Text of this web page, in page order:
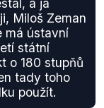
a já
Miloš Zeman
má ústavní
státní
o 180 stupňů
tady toho
použít.